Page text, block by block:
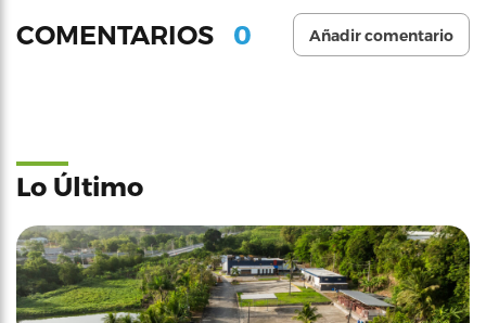
COMENTARIOS 0 Añadir comentario
Lo Último